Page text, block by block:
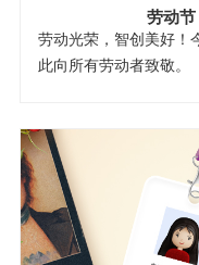
劳动节
劳动光荣，智创美好！
此向所有劳动者致敬。